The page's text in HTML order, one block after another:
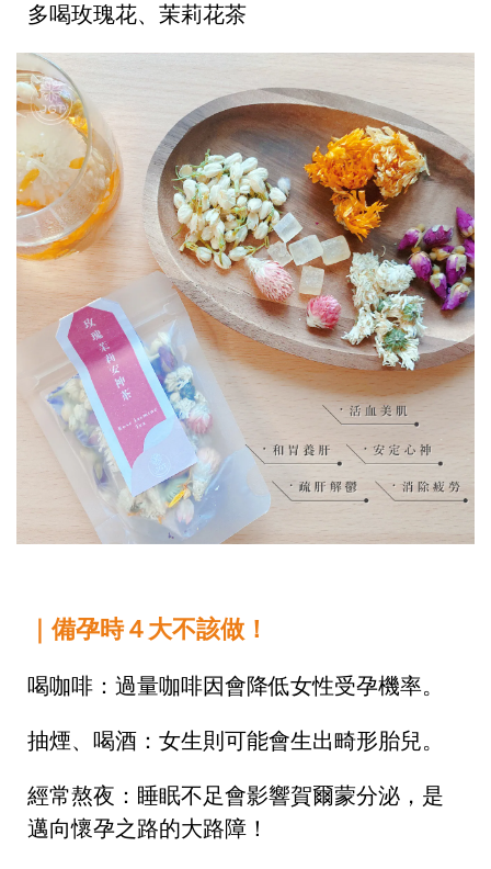
多喝玫瑰花、茉莉花茶
｜備孕時４大不該做！
喝咖啡：過量咖啡因會降低女性受孕機率。
抽煙、喝酒：女生則可能會生出畸形胎兒。
經常熬夜：睡眠不足會影響賀爾蒙分泌，是
邁向懷孕之路的大路障！